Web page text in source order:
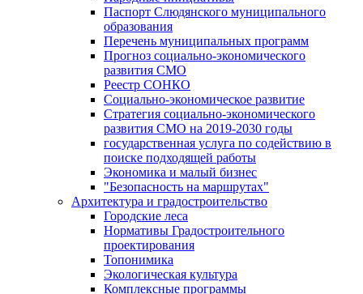
Паспорт Слюдянского муниципального
образования
Перечень муниципальных программ
Прогноз социально-экономического
развития СМО
Реестр СОНКО
Социально-экономическое развитие
Стратегия социально-экономического
развития СМО на 2019-2030 годы
государственная услуга по содействию в
поиске подходящей работы
Экономика и малый бизнес
"Безопасность на маршрутах"
Архитектура и градостроительство
Городские леса
Нормативы Градостроительного
проектирования
Топонимика
Экологическая культура
Комплексные программы